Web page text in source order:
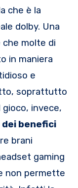
che è la
dolby. Una
che molte di
in maniera
e
soprattutto
gioco, invece,
benefici
brani
gaming
non permette